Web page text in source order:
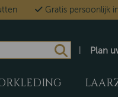
Gratis persoonlijk
Plan